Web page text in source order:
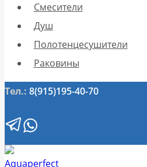
Смесители
Душ
Полотенцесушители
Раковины
Тел.: 8(915)195-40-70